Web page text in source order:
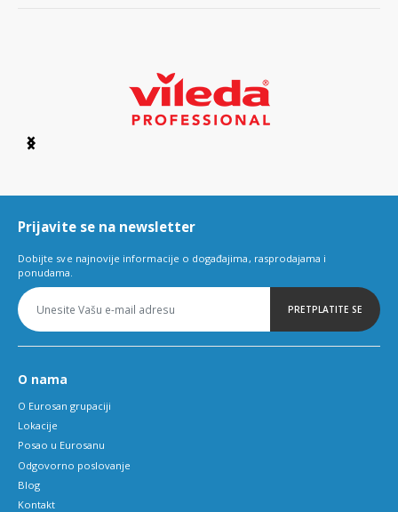
Item
6
Prijavite se na newsletter
Dobijte sve najnovije informacije o događajima, rasprodajama i
ponudama.
PRETPLATITE SE
O nama
O Eurosan grupaciji
Lokacije
Posao u Eurosanu
Odgovorno poslovanje
Blog
Kontakt